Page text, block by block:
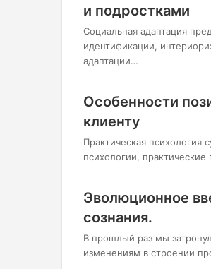
и подростками
Социальная адаптация
идентификации,
адаптации…
Особенности
клиенту
Практическая психология
психологии,
Эволюционное
сознания.
В прошлый раз мы
изменениям в строении